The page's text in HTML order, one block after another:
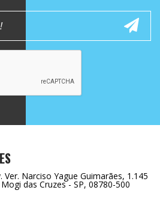
Ver. Narciso Yague Guimarães, 1.145
das Cruzes - SP, 08780-500